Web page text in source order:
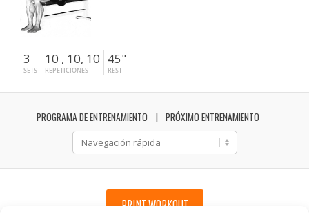
3
SETS
10 , 10, 10
REPETICIONES
45"
REST
PROGRAMA DE ENTRENAMIENTO PRÓXIMO ENTRENAMIENTO
PRINT WORKOUT